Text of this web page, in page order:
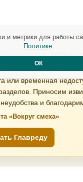
возможны
или временная
Приносим
и
«Вокруг смеха»
Главреду
и метрики для работы
Политике.
ОК